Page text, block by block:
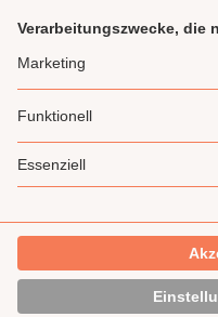
UNSERE LIEBLINGE
Impressum Datenschutz
* Alle Preise inkl. gesetzl.
Nachnahmegebühren, wenn nicht